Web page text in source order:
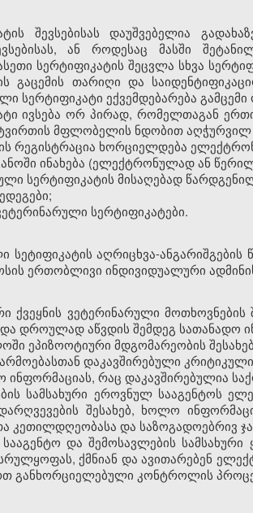
შევსებისას დაუშვებელია
ან როდესაც მასში
სერტიფიკატის შეცვლა სხვა
გაცემის თარიღი და
სერტიფიკატი ექვემდებარება
ივსება ორ პირად, რომელთაგან
მფლობელის ნდობით აღჭურვილ
რეგისტრაცია ხორციელდება
ინახება (ელექტრონულად ან
სერტიფიკატის მისაღებად
სერტიფიკატები.
სეტიფიკატის აღრიცხვა-
ერთობლივი ინდივიდუალური
ქვეყნის ვეტერინარული
დროულად აწვდის შემდეგ სათანადო
ეპიზოოტიური მდგომარეობის
დაკავშირებული
ინფორმაციას, რაც დაკავშირებულია
სამსახური ეროვნულ სააგენტოს
შესახებ, ხოლო
კეთილდღეობასა და საზოგადოებრივ
დაშემოსავლების სამსახური
ქმნიან და ავითარებენ
განხორციელებული კონტროლის